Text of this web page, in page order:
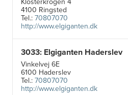
4100 Ringsted
Tel.:70807070
http://www.elgiganten.dk
3033: Elgiganten Haderslev
Vinkelvej 6E
6100 Haderslev
Tel.:70807070
http://www.elgiganten.dk